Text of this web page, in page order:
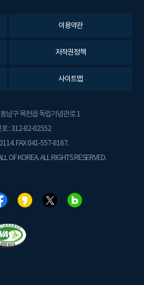
이용약관
저작권정책
사이트맵
남구 목천읍 독립기념관로 1
: 312-82-02552
FAX 041-557-8167.
OF KOREA. ALL RIGHTS RESERVED.